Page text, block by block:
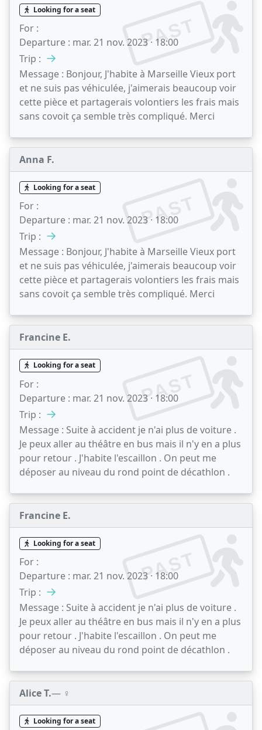
PAST
Looking for a seat
For :
Departure : mar. 21 nov. 2023 · 18:00
Trip : →
Message : Bonjour, J'habite à Marseille Vieux port
et ne suis pas véhiculée, j'aimerais beaucoup voir
cette pièce et partagerais volontiers les frais mais
sans covoit ça semble très compliqué. Merci
Anna F.
PAST
Looking for a seat
For :
Departure : mar. 21 nov. 2023 · 18:00
Trip : →
Message : Bonjour, J'habite à Marseille Vieux port
et ne suis pas véhiculée, j'aimerais beaucoup voir
cette pièce et partagerais volontiers les frais mais
sans covoit ça semble très compliqué. Merci
Francine E.
PAST
Looking for a seat
For :
Departure : mar. 21 nov. 2023 · 18:00
Trip : →
Message : Suite à accident je n'ai plus de voiture .
Je peux aller au théâtre en bus mais il n'y en a plus
pour retour . J'habite l'escaillon . On peut me
déposer au niveau du rond point de décathlon .
Francine E.
PAST
Looking for a seat
For :
Departure : mar. 21 nov. 2023 · 18:00
Trip : →
Message : Suite à accident je n'ai plus de voiture .
Je peux aller au théâtre en bus mais il n'y en a plus
pour retour . J'habite l'escaillon . On peut me
déposer au niveau du rond point de décathlon .
Alice T.— ♀️
Looking for a seat